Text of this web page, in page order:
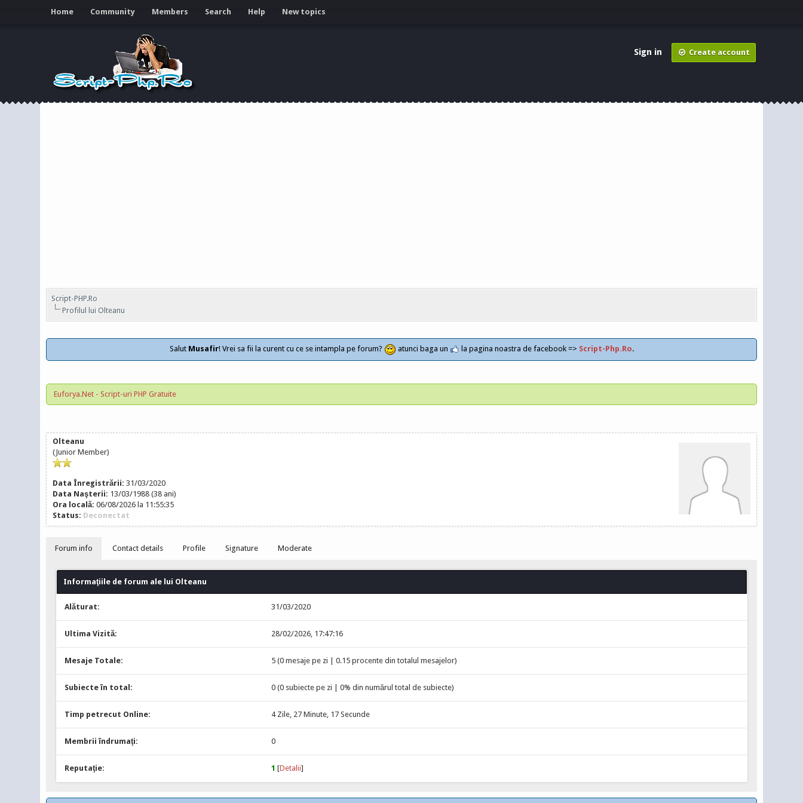
Home Community Members Search Help New topics
Sign in Create account
Script-PHP.Ro
Profilul lui Olteanu
Salut Musafir! Vrei sa fii la curent cu ce se intampla pe forum? atunci baga un la pagina noastra de facebook => Script-Php.Ro.
Euforya.Net - Script-uri PHP Gratuite
Olteanu
(Junior Member)
Data Înregistrării: 31/03/2020
Data Naşterii: 13/03/1988 (38 ani)
Ora locală: 06/08/2026 la 11:55:35
Status: Deconectat
Forum info Contact details Profile Signature Moderate
Informaţiile de forum ale lui Olteanu
Alăturat: 31/03/2020
Ultima Vizită: 28/02/2026, 17:47:16
Mesaje Totale: 5 (0 mesaje pe zi | 0.15 procente din totalul mesajelor)
Subiecte în total: 0 (0 subiecte pe zi | 0% din numărul total de subiecte)
Timp petrecut Online: 4 Zile, 27 Minute, 17 Secunde
Membrii îndrumaţi: 0
Reputaţie: 1 [Detalii]